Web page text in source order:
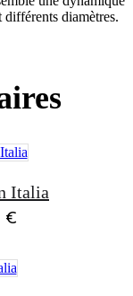
différents diamètres.
Italia
€